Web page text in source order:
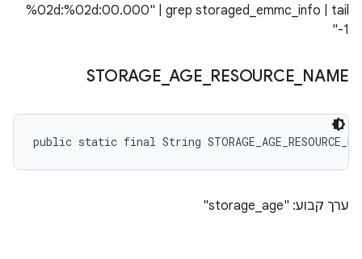
%02d:%02d:00.000" | grep storaged_emmc_info | tail
-1"
STORAGE _AGE RESOURCE NAME
public static final String
ערך קבוע: "storage_age"